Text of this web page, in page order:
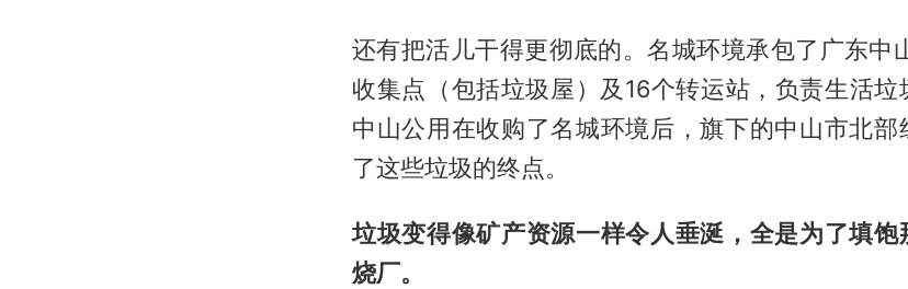
还有把活儿干得更彻底的。名城环境承包了广东中
收集点（包括垃圾屋）及16个转运站，负责生活垃
中山公用在收购了名城环境后，旗下的中山市北
了这些垃圾的终点。
垃圾变得像矿产资源一样令人垂涎，全是为了填
烧厂。